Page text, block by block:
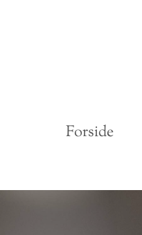
Forside